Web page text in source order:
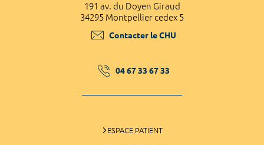
191 av. du Doyen Giraud
34295 Montpellier cedex 5
Contacter le CHU
04 67 33 67 33
ESPACE PATIENT